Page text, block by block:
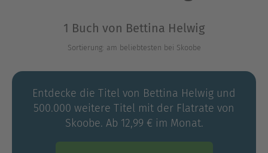
1 Buch von Bettina Helwig
Sortierung: am beliebtesten bei Skoobe
Entdecke die Titel von Bettina Helwig und
500.000 weitere Titel mit der Flatrate von
Skoobe. Ab 12,99 € im Monat.